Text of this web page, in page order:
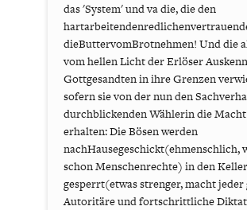
das 'System' und va die, die den
dieButtervomBrotnehmen! Und die
vom hellen Licht der Erlöser
Gottgesandten in ihre Grenzen
sofern sie von der nun den
durchblickenden Wählerin die
erhalten: Die Bösen werden
nachHausegeschickt(ehmenschlich,
schon Menschenrechte) in den Keller
gesperrt(etwas strenger, macht jeder
Autoritäre und fortschrittliche